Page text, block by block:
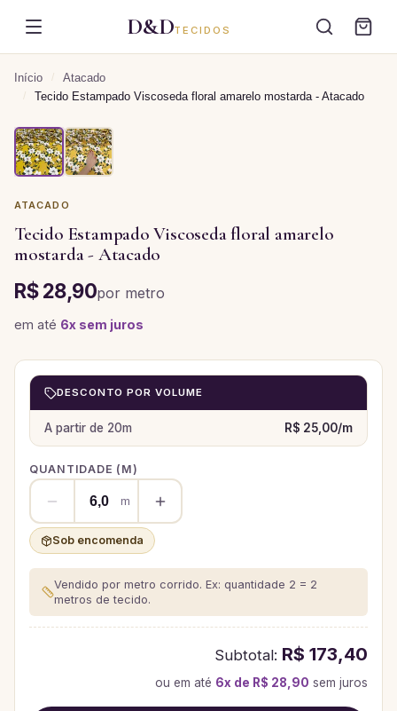
D&DTECIDOS
Início / Atacado
/ Tecido Estampado Viscoseda floral amarelo mostarda - Atacado
ATACADO
Tecido Estampado Viscoseda floral amarelo
mostarda - Atacado
R$ 28,90por metro
em até 6x sem juros
DESCONTO POR VOLUME
A partir de 20m R$ 25,00/m
QUANTIDADE ( M)
m
Sob encomenda
Vendido por metro corrido. Ex: quantidade 2 = 2
metros de tecido.
Subtotal: R$ 173,40
ou em até 6x de R$ 28,90 sem juros